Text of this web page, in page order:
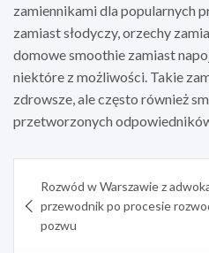
zamiennikami dla popularnych
zamiast słodyczy, orzechy
domowe smoothie zamiast
niektóre z możliwości. Takie
zdrowsze, ale często również
przetworzonych
wpisu
Rozwód w Warszawie z
przewodnik po procesie
pozwu